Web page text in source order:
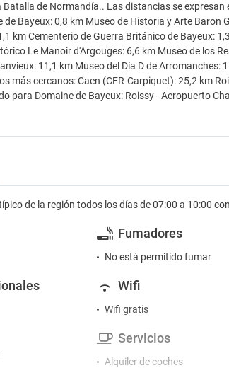
Batalla de Normandía.. Las distancias se
Bayeux: 0,8 km Museo de Historia y Arte Baron
km Cementerio de Guerra Británico de Bayeux:
Le Manoir d'Argouges: 6,6 km Museo de los
11,1 km Museo del Día D de
más cercanos: Caen (CFR-Carpiquet): 25,2 km
para Domaine de Bayeux: Roissy - Aeropuerto
de la región todos los días de 07:00 a 10:00
Fumadores
No está permitido fumar
Wifi
Wifi gratis
Servicios
Alquiler de coches